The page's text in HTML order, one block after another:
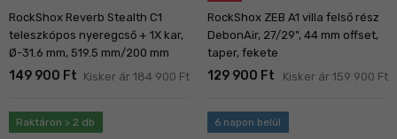
RockShox Reverb Stealth C1
teleszkópos nyeregcső + 1X kar,
Ø-31.6 mm, 519.5 mm/200 mm
149 900 Ft Kisker ár 184 900 Ft
RockShox ZEB A1 villa felső rész
DebonAir, 27/29", 44 mm offset,
taper, fekete
129 900 Ft Kisker ár 159 900 Ft
Raktáron > 2 db 6 napon belül